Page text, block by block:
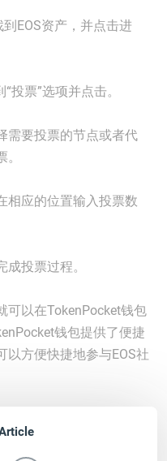
EOS资产，并点击进
投票”选项并点击。
需要投票的节点或者代
相应的位置输入投票数
投票过程。
可以在TokenPocket钱包
钱包提供了便捷
以方便快捷地参与EOS社